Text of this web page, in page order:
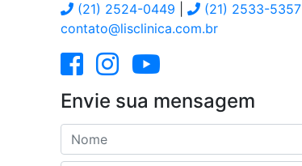
(21) 2524-0449
(21) 2533-5357
contato@lisclinica.com.br
Envie sua mensagem
Nome